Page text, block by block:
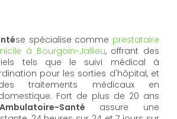
se spécialise comme prestataire
à Bourgoin-Jallieu, offrant des
tels que le suivi médical à
pour les sorties d'hôpital, et
traitements médicaux en
Fort de plus de 20 ans
Ambulatoire-Santé assure une